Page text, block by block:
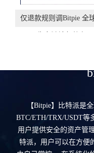
仅退款规则调Bitpie 全
【Bitpie】比特派是
BTC/ETH/TRX/USDT等
用户提供安全的资产管
特派，用户可以在方便